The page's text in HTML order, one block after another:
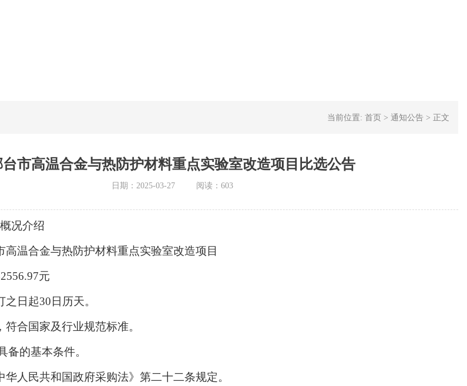
当前位置: 首页 > 通知公告 > 正文
台市高温合金与热防护材料重点实验室改造项目比选公告
日期：2025-03-27 阅读： 603
况介绍
高温合金与热防护材料重点实验室改造项目
元
日起30日历天。
合国家及行业规范标准。
备的基本条件。
华人民共和国政府采购法》第二十二条规定。